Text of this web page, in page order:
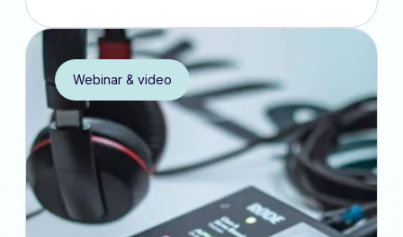
Webinar & video